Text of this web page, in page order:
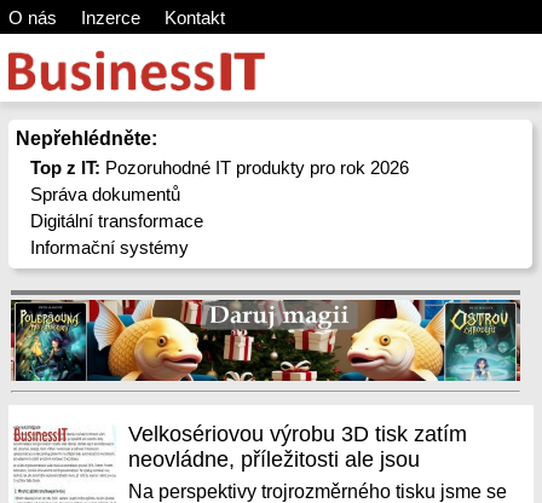
O nás Inzerce Kontakt
Nepřehlédněte:
Top z IT: Pozoruhodné IT produkty pro rok 2026
Správa dokumentů
Digitální transformace
Informační systémy
Velkosériovou výrobu 3D tisk zatím
neovládne, příležitosti ale jsou
Na perspektivy trojrozměrného tisku jsme se